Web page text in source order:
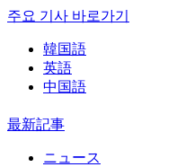
주요 기사 바로가기
韓国語
英語
中国語
最新記事
ニュース